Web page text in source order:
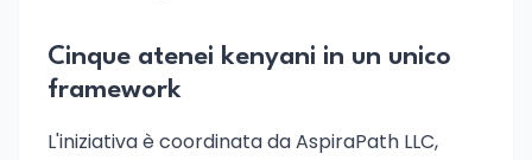
Cinque atenei kenyani in un unico
framework
L'iniziativa è coordinata da AspiraPath LLC,